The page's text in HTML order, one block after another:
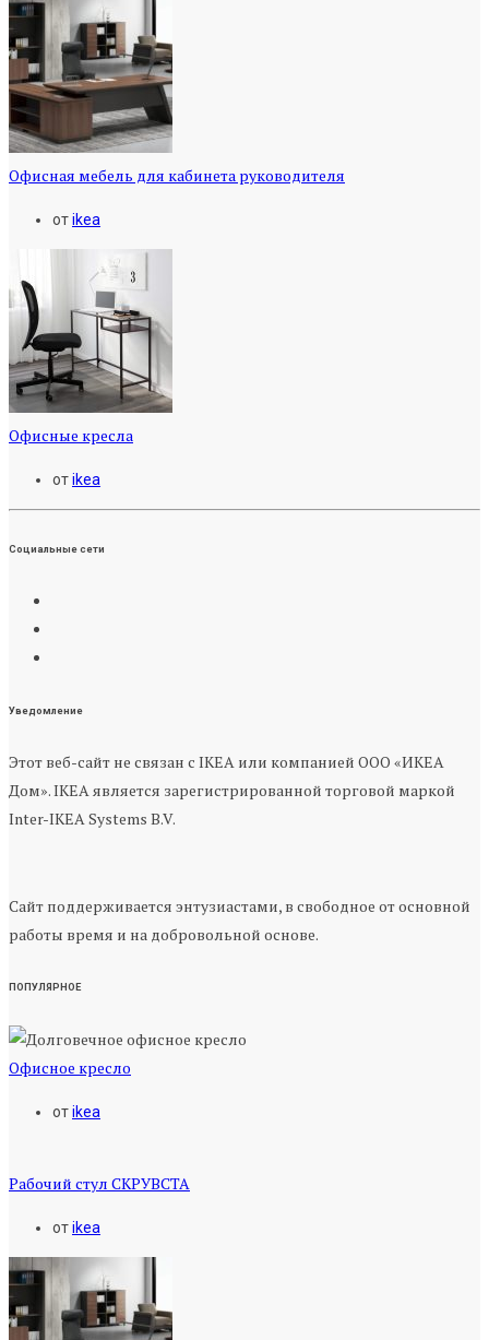
Офисная мебель для кабинета руководителя
отikea
Офисные кресла
отikea
Социальные сети
Уведомление
Этот веб-сайт не связан с IKEA или компанией ООО «ИКЕА
Дом». IKEA является зарегистрированной торговой маркой
Inter-IKEA Systems B.V.
Сайт поддерживается энтузиастами, в свободное от основной
работы время и на добровольной основе.
ПОПУЛЯРНОЕ
Офисное кресло
отikea
Рабочий стул СКРУВСТА
отikea